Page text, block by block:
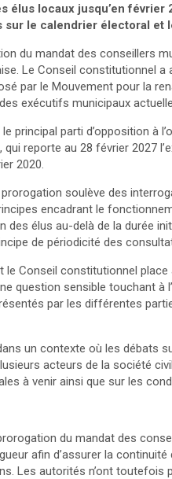
élus locaux jusqu’en
sur le calendrier électoral
du mandat des conseillers
Le Conseil constitutionnel a
par le Mouvement pour la
exécutifs municipaux
principal parti d’opposition à
qui reporte au 28 février 2027
2020.
soulève des
encadrant le
des élus au-delà de la durée
de périodicité des
le Conseil constitutionnel
question sensible touchant à
par les différentes
un contexte où les débats
acteurs de la société
à venir ainsi que sur les
du mandat des
afin d’assurer la
Les autorités n’ont